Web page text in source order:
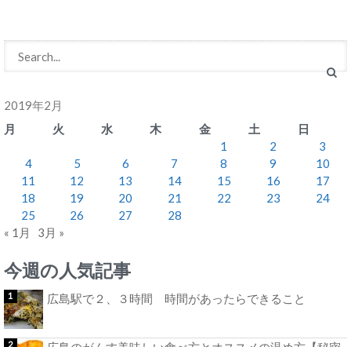
2019年2月
月
火 水 木 金 土
日
1
2
3
4
5 6 7 8 9
10
11
12 13 14 15 16
17
18
19 20 21 22 23
24
25
26 27
28
« 1月
3月 »
今週の人気記事
広島駅で２、３時間 時間があったらできること